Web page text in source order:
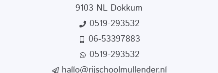
9103 NL Dokkum
0519-293532
06-53397883
0519-293532
hallo@rijschoolmullender.nl